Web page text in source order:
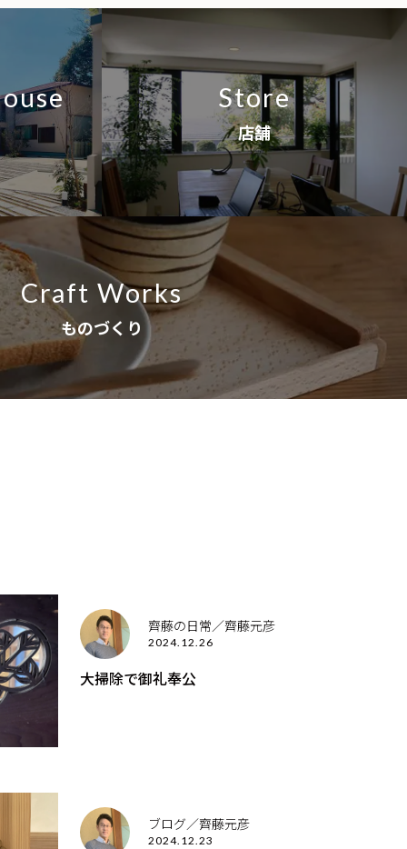
Store
店舗
Craft Works
ものづくり
齊藤の日常／齊藤元彦
2024.12.26
大掃除で御礼奉公
ブログ／齊藤元彦
2024.12.23